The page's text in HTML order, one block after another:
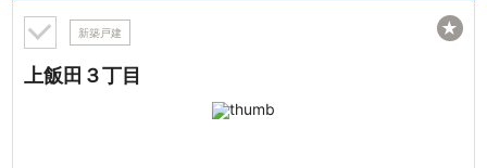
新築戸建
上飯田３丁目
★